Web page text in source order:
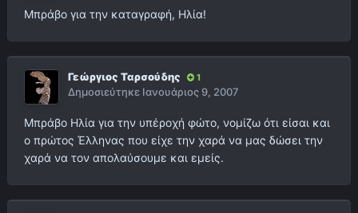
Μπράβο για την καταγραφή, Ηλία!
Γεώργιος Ταρσούδης 1
Δημοσιεύτηκε Ιανουάριος 9, 2007
Μπράβο Ηλία για την υπέροχή φώτο, νομίζω ότι είσαι και
ο πρώτος Έλληνας που είχε την χαρά να μας δώσει την
χαρά να τον απολαύσουμε και εμείς.